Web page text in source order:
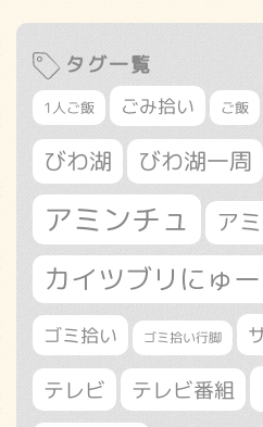
タグ一覧
1人ご飯 ごみ拾い ご飯
びわ湖 びわ湖一周
アミンチュ ア
カイツブリにゅ
ゴミ拾い ゴミ拾い行脚
テレビ テレビ番組